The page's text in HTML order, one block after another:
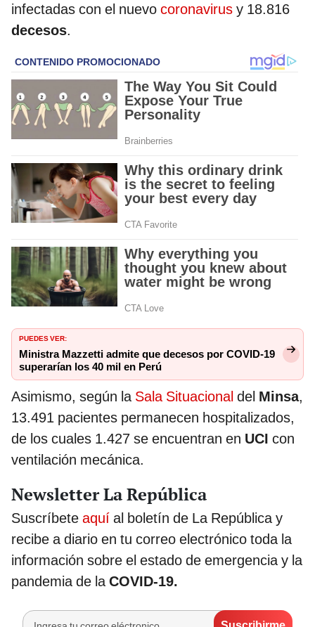
infectadas con el nuevo coronavirus y 18.816
decesos.
PUEDES VER:
Ministra Mazzetti admite que decesos por COVID-19
superarían los 40 mil en Perú
Asimismo, según la Sala Situacional del Minsa,
13.491 pacientes permanecen hospitalizados,
de los cuales 1.427 se encuentran en UCI con
ventilación mecánica.
Newsletter La República
Suscríbete aquí al boletín de La República y
recibe a diario en tu correo electrónico toda la
información sobre el estado de emergencia y la
pandemia de laCOVID-19.